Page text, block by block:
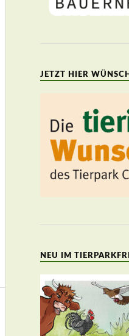
JETZT HIER
NEU IM